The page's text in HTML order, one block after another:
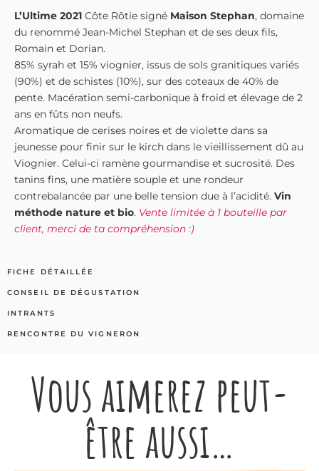
L’Ultime 2021 Côte Rôtie signé Maison Stephan, domaine
du renommé Jean-Michel Stephan et de ses deux fils,
Romain et Dorian.
85% syrah et 15% viognier, issus de sols granitiques variés
(90%) et de schistes (10%), sur des coteaux de 40% de
pente. Macération semi-carbonique à froid et élevage de 2
ans en fûts non neufs.
Aromatique de cerises noires et de violette dans sa
jeunesse pour finir sur le kirch dans le vieillissement dû au
Viognier. Celui-ci ramène gourmandise et sucrosité. Des
tanins fins, une matière souple et une rondeur
contrebalancée par une belle tension due à l’acidité. Vin
méthode nature et bio. Vente limitée à 1 bouteille par
client, merci de ta compréhension :)
FICHE DÉTAILLÉE
CONSEIL DE DÉGUSTATION
INTRANTS
RENCONTRE DU VIGNERON
Vous aimerez peut-
être aussi…